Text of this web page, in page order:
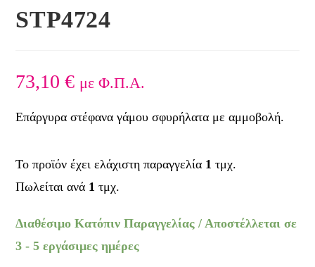
STP4724
73,10€ με Φ.Π.Α.
Επάργυρα στέφανα γάμου σφυρήλατα με αμμοβολή.
Διαθέσιμο Κατόπιν Παραγγελίας / Αποστέλλεται σε
3 - 5 εργάσιμες ημέρες
Το προϊόν έχει ελάχιστη παραγγελία 1 τμχ.
Πωλείται ανά 1 τμχ.